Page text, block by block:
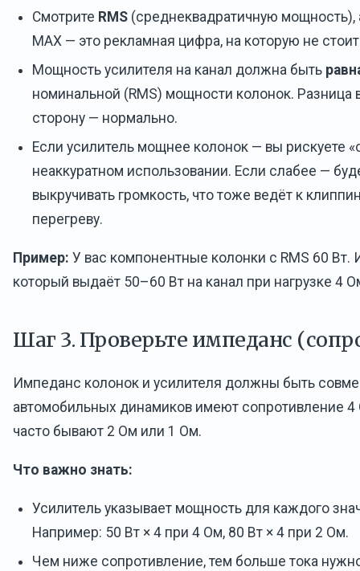
Смотрите RMS (среднеквадратичную мощность),
MAX — это рекламная цифра, на которую не
Мощность усилителя на канал должна быть
номинальной (RMS) мощности колонок.
сторону — нормально.
Если усилитель мощнее колонок — вы рискуете
неаккуратном использовании. Если слабее —
выкручивать громкость, что тоже ведёт к
перегреву.
Пример: У вас компонентные колонки с RMS 60 Вт.
который выдаёт 50–60 Вт на канал при нагрузке 4
Шаг 3. Проверьте импеданс
Импеданс колонок и усилителя должны быть
автомобильных динамиков имеют сопротивление
часто бывают 2 Ом или 1 Ом.
Что важно знать:
Усилитель указывает мощность для каждого
Например: 50 Вт × 4 при 4 Ом, 80 Вт × 4 при 2 Ом.
Чем ниже сопротивление, тем больше тока